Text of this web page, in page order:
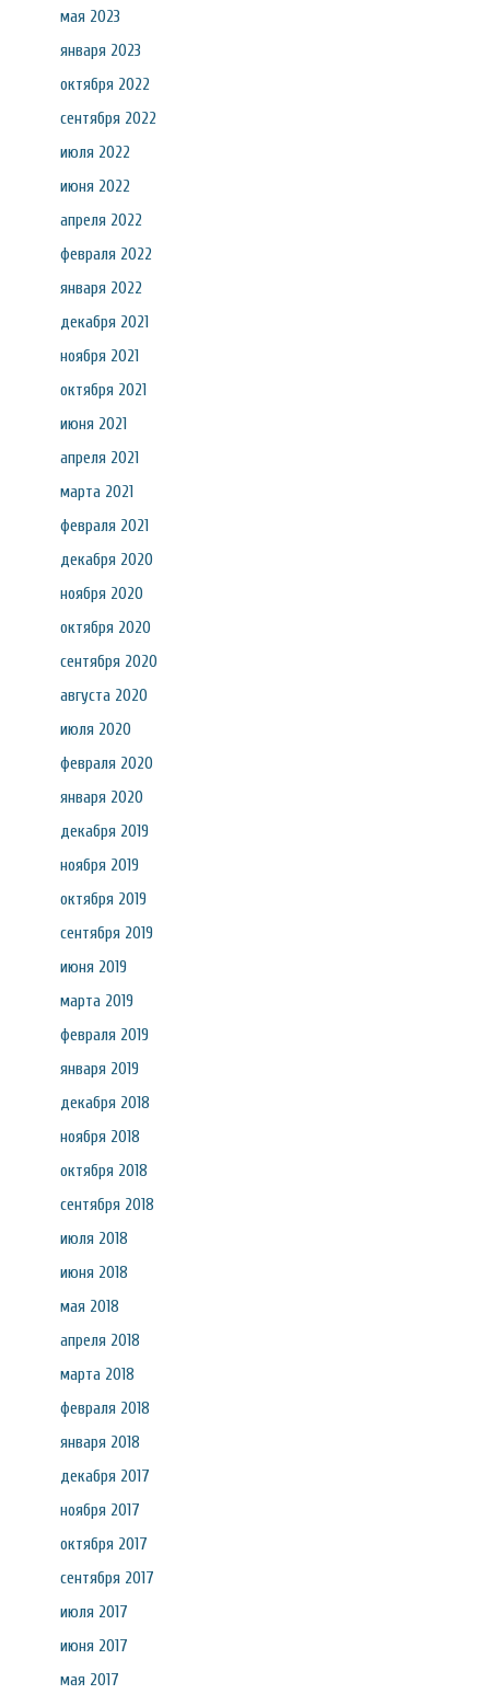
мая 2023
января 2023
октября 2022
сентября 2022
июля 2022
июня 2022
апреля 2022
февраля 2022
января 2022
декабря 2021
ноября 2021
октября 2021
июня 2021
апреля 2021
марта 2021
февраля 2021
декабря 2020
ноября 2020
октября 2020
сентября 2020
августа 2020
июля 2020
февраля 2020
января 2020
декабря 2019
ноября 2019
октября 2019
сентября 2019
июня 2019
марта 2019
февраля 2019
января 2019
декабря 2018
ноября 2018
октября 2018
сентября 2018
июля 2018
июня 2018
мая 2018
апреля 2018
марта 2018
февраля 2018
января 2018
декабря 2017
ноября 2017
октября 2017
сентября 2017
июля 2017
июня 2017
мая 2017